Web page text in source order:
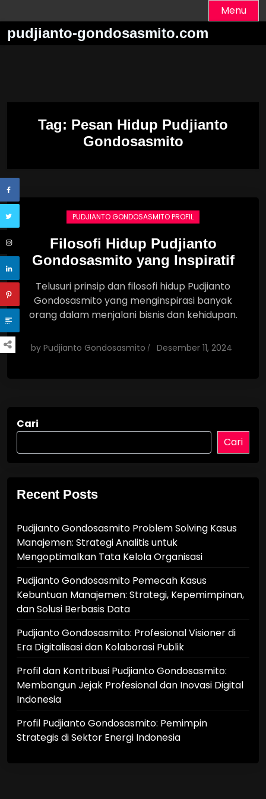
to
content
Menu
pudjianto-gondosasmito.com
Tag: Pesan Hidup Pudjianto
Gondosasmito
PUDJIANTO GONDOSASMITO PROFIL
Filosofi Hidup Pudjianto
Gondosasmito yang Inspiratif
Telusuri prinsip dan filosofi hidup Pudjianto
Gondosasmito yang menginspirasi banyak
orang dalam menjalani bisnis dan kehidupan.
by Pudjianto Gondosasmito Desember 11, 2024
Cari
Cari
Recent Posts
Pudjianto Gondosasmito Problem Solving Kasus
Manajemen: Strategi Analitis untuk
Mengoptimalkan Tata Kelola Organisasi
Pudjianto Gondosasmito Pemecah Kasus
Kebuntuan Manajemen: Strategi, Kepemimpinan,
dan Solusi Berbasis Data
Pudjianto Gondosasmito: Profesional Visioner di
Era Digitalisasi dan Kolaborasi Publik
Profil dan Kontribusi Pudjianto Gondosasmito:
Membangun Jejak Profesional dan Inovasi Digital
Indonesia
Profil Pudjianto Gondosasmito: Pemimpin
Strategis di Sektor Energi Indonesia